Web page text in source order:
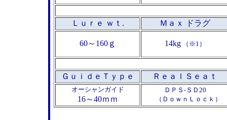
Ｌｕｒｅ ｗｔ. Ｍａｘ ドラグ
60～160ｇ 14kg（※1）
ＧｕｉｄｅＴｙｐｅ ＲｅａｌＳｅａｔ
オーシャンガイド
16～40ｍｍ
ＤＰＳ-ＳＤ20
（ＤｏｗｎＬｏｃｋ）